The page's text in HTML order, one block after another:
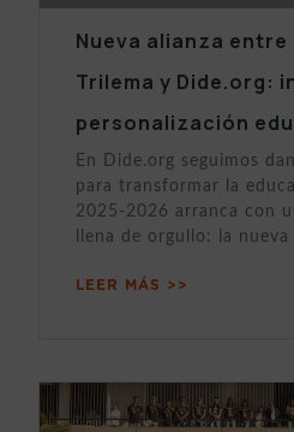
Nueva alianza entre
Trilema y Dide.org:
personalización
En Dide.org seguimos
para transformar la
2025-2026 arranca con
llena de orgullo: la nueva
LEER MÁS >>